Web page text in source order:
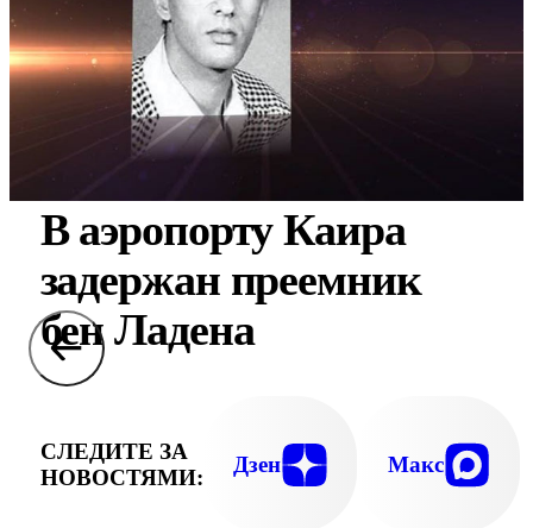
В аэропорту Каира
задержан преемник
бен Ладена
СЛЕДИТЕ ЗА
НОВОСТЯМИ:
Дзен Макс